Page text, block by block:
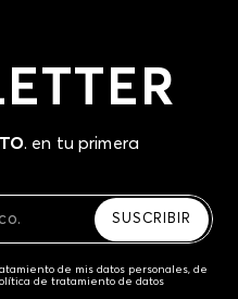
. en tu primera
SUSCRIBIR
de mis datos personales, de
de tratamiento de datos